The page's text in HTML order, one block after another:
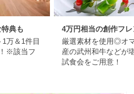
典も
万＆1件目
※該当フ
4万円相当の創作フ
厳選素材を使用◎オ
産の武州和牛などが
試食会をご用意！